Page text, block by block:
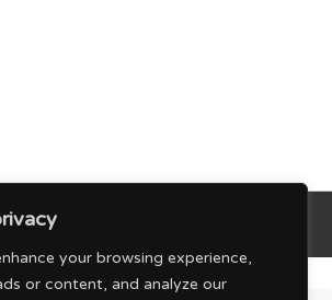
your browsing experience,
or content, and analyze our